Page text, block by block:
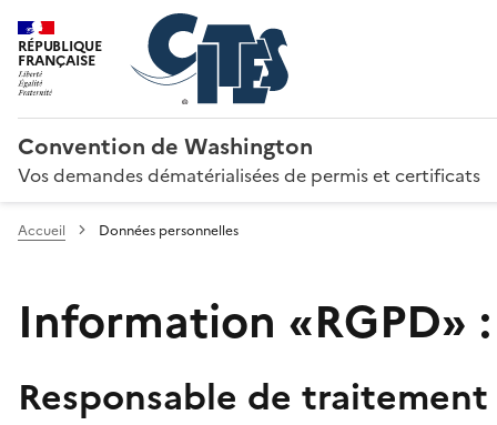
RÉPUBLIQUE
FRANÇAISE
Convention de Washington
Vos demandes dématérialisées de permis et certificats
Accueil Données personnelles
Information «RGPD»
Responsable de traitement